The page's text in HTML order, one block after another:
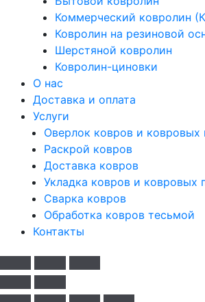
Коммерческий ковролин
Ковролин на резиновой
Шерстяной ковролин
Ковролин-циновки
О нас
Доставка и оплата
Услуги
Оверлок ковров и ковровых
Раскрой ковров
Доставка ковров
Укладка ковров и ковровых
Сварка ковров
Обработка ковров тесьмой
Контакты